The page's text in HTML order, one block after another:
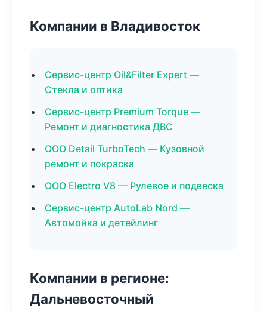
Компании в Владивосток
Сервис-центр Oil&Filter Expert —
Стекла и оптика
Сервис-центр Premium Torque —
Ремонт и диагностика ДВС
ООО Detail TurboTech — Кузовной
ремонт и покраска
ООО Electro V8 — Рулевое и подвеска
Сервис-центр AutoLab Nord —
Автомойка и детейлинг
Компании в регионе:
Дальневосточный